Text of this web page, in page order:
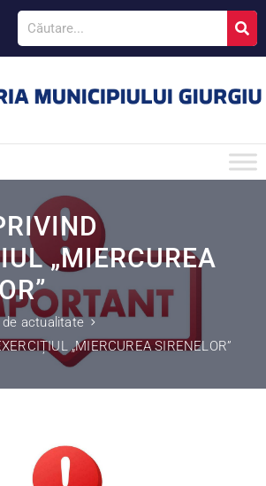
„MIERCUREA
actualitate
„MIERCUREA SIRENELOR”